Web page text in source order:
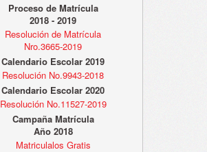
Proceso de Matrícula
2018 - 2019
Resolución de Matrícula
Nro.3665-2019
Calendario Escolar 2019
Resolución No.9943-2018
Calendario Escolar 2020
Resolución No.11527-2019
Campaña Matrícula
Año 2018
Matriculalos Gratis